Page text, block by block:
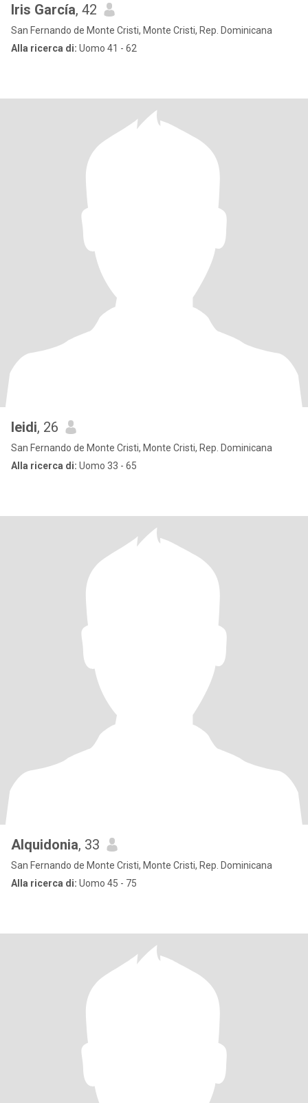
Iris García, 42
San Fernando de Monte Cristi, Monte Cristi, Rep. Dominicana
Alla ricerca di: Uomo 41 - 62
leidi, 26
San Fernando de Monte Cristi, Monte Cristi, Rep. Dominicana
Alla ricerca di: Uomo 33 - 65
Alquidonia, 33
San Fernando de Monte Cristi, Monte Cristi, Rep. Dominicana
Alla ricerca di: Uomo 45 - 75